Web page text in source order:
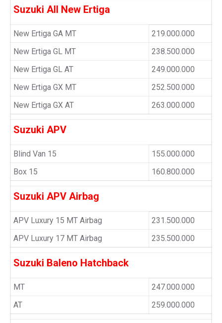
Suzuki All New Ertiga
New Ertiga GA MT
219.000.000
New Ertiga GL MT
238.500.000
New Ertiga GL AT
249.000.000
New Ertiga GX MT
252.500.000
New Ertiga GX AT
263.000.000
Suzuki APV
Blind Van 15
155.000.000
Box 15
160.800.000
Suzuki APV Airbag
APV Luxury 15 MT Airbag
231.500.000
APV Luxury 17 MT Airbag
235.500.000
Suzuki Baleno Hatchback
MT
247.000.000
AT
259.000.000